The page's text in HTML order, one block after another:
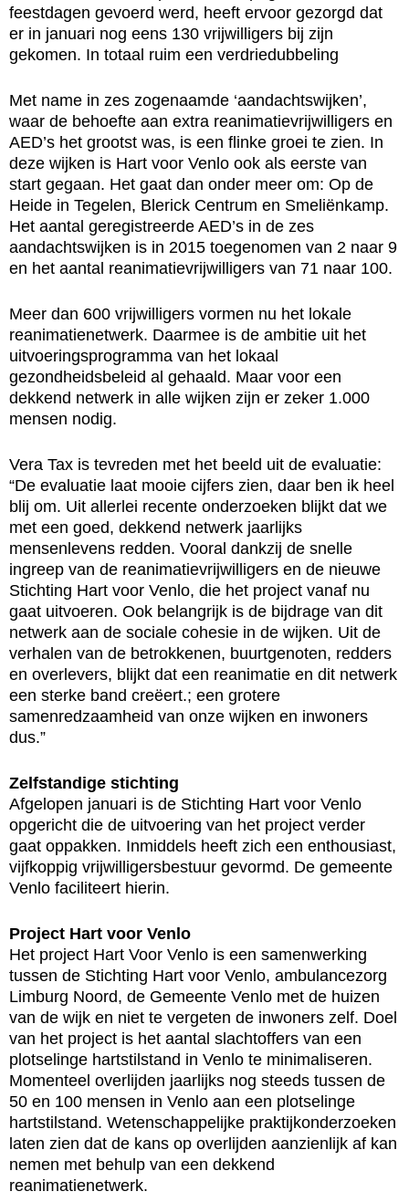
feestdagen gevoerd werd, heeft ervoor gezorgd dat
er in januari nog eens 130 vrijwilligers bij zijn
gekomen. In totaal ruim een verdriedubbeling
Met name in zes zogenaamde ‘aandachtswijken’,
waar de behoefte aan extra reanimatievrijwilligers en
AED’s het grootst was, is een flinke groei te zien. In
deze wijken is Hart voor Venlo ook als eerste van
start gegaan. Het gaat dan onder meer om: Op de
Heide in Tegelen, Blerick Centrum en Smeliënkamp.
Het aantal geregistreerde AED’s in de zes
aandachtswijken is in 2015 toegenomen van 2 naar 9
en het aantal reanimatievrijwilligers van 71 naar 100.
Meer dan 600 vrijwilligers vormen nu het lokale
reanimatienetwerk. Daarmee is de ambitie uit het
uitvoeringsprogramma van het lokaal
gezondheidsbeleid al gehaald. Maar voor een
dekkend netwerk in alle wijken zijn er zeker 1.000
mensen nodig.
Vera Tax is tevreden met het beeld uit de evaluatie:
“De evaluatie laat mooie cijfers zien, daar ben ik heel
blij om. Uit allerlei recente onderzoeken blijkt dat we
met een goed, dekkend netwerk jaarlijks
mensenlevens redden. Vooral dankzij de snelle
ingreep van de reanimatievrijwilligers en de nieuwe
Stichting Hart voor Venlo, die het project vanaf nu
gaat uitvoeren. Ook belangrijk is de bijdrage van dit
netwerk aan de sociale cohesie in de wijken. Uit de
verhalen van de betrokkenen, buurtgenoten, redders
en overlevers, blijkt dat een reanimatie en dit netwerk
een sterke band creëert.; een grotere
samenredzaamheid van onze wijken en inwoners
dus.”
Zelfstandige stichting
Afgelopen januari is de Stichting Hart voor Venlo
opgericht die de uitvoering van het project verder
gaat oppakken. Inmiddels heeft zich een enthousiast,
vijfkoppig vrijwilligersbestuur gevormd. De gemeente
Venlo faciliteert hierin.
Project Hart voor Venlo
Het project Hart Voor Venlo is een samenwerking
tussen de Stichting Hart voor Venlo, ambulancezorg
Limburg Noord, de Gemeente Venlo met de huizen
van de wijk en niet te vergeten de inwoners zelf. Doel
van het project is het aantal slachtoffers van een
plotselinge hartstilstand in Venlo te minimaliseren.
Momenteel overlijden jaarlijks nog steeds tussen de
50 en 100 mensen in Venlo aan een plotselinge
hartstilstand. Wetenschappelijke praktijkonderzoeken
laten zien dat de kans op overlijden aanzienlijk af kan
nemen met behulp van een dekkend
reanimatienetwerk.